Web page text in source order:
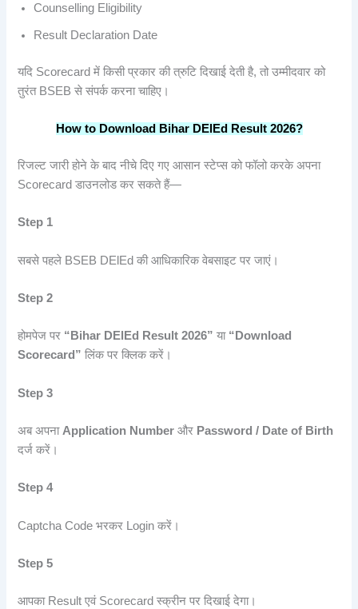
Counselling Eligibility
Result Declaration Date
यदि Scorecard में किसी प्रकार की त्रुटि दिखाई देती है, तो उम्मीदवार को
तुरंत BSEB से संपर्क करना चाहिए।
How to Download Bihar DElEd Result 2026?
रिजल्ट जारी होने के बाद नीचे दिए गए आसान स्टेप्स को फॉलो करके अपना
Scorecard डाउनलोड कर सकते हैं—
Step 1
सबसे पहले BSEB DElEd की आधिकारिक वेबसाइट पर जाएं।
Step 2
होमपेज पर “Bihar DElEd Result 2026” या “Download
Scorecard” लिंक पर क्लिक करें।
Step 3
अब अपना Application Number और Password / Date of Birth
दर्ज करें।
Step 4
Captcha Code भरकर Login करें।
Step 5
आपका Result एवं Scorecard स्क्रीन पर दिखाई देगा।